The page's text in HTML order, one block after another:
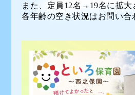
また、定員12名→19名に拡大
各年齢の空き状況はお問い合